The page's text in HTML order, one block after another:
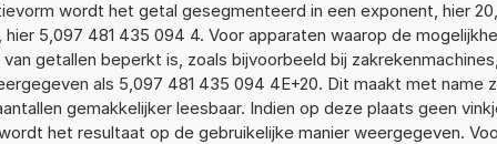
wordt het getal gesegmenteerd in een exponent, hier
hier 5,097 481 435 094 4. Voor apparaten waarop de
getallen beperkt is, zoals bijvoorbeeld bij
als 5,097 481 435 094 4E+20. Dit maakt met name
gemakkelijker leesbaar. Indien op deze plaats geen
het resultaat op de gebruikelijke manier weergegeven.